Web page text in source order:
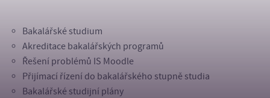
Bakalářské studium
Akreditace bakalářských programů
Řešení problémů IS Moodle
Přijímací řízení do bakalářského stupně studia
Bakalářské studijní plány